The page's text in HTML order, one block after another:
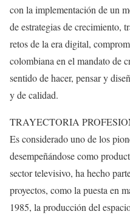
con la implementación de un
de estrategias de crecimiento,
retos de la era digital,
colombiana en el mandato de
sentido de hacer, pensar y
y de calidad.
TRAYECTORIA
Es considerado uno de los
desempeñándose como
sector televisivo, ha hecho
proyectos, como la puesta en
1985, la producción del